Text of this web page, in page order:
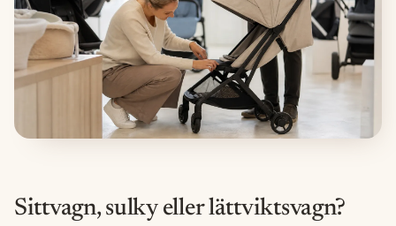
Sittvagn, sulky eller lättviktsvagn?